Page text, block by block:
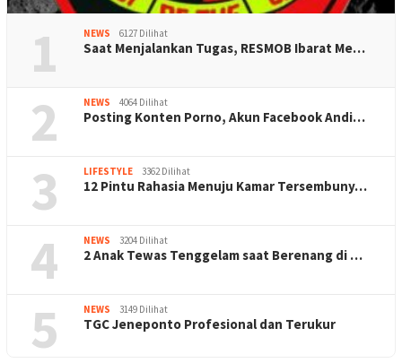
1 NEWS 6127 Dilihat
Saat Menjalankan Tugas, RESMOB Ibarat Me…
2 NEWS 4064 Dilihat
Posting Konten Porno, Akun Facebook Andi…
3 LIFESTYLE 3362 Dilihat
12 Pintu Rahasia Menuju Kamar Tersembuny…
4 NEWS 3204 Dilihat
2 Anak Tewas Tenggelam saat Berenang di …
5 NEWS 3149 Dilihat
TGC Jeneponto Profesional dan Terukur